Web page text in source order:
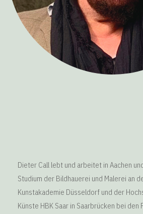
Dieter Call lebt und arbeitet in Aachen
Studium der Bildhauerei und Malerei an
Kunstakademie Düsseldorf und der
Künste HBK Saar in Saarbrücken bei den